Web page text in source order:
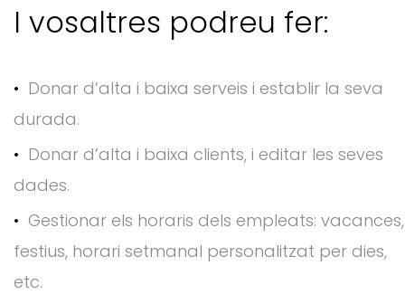
I vosaltres podreu fer:
Donar d’alta i baixa serveis i establir la seva
durada.
Donar d’alta i baixa clients, i editar les seves
dades.
Gestionar els horaris dels empleats: vacances,
festius, horari setmanal personalitzat per dies,
etc.